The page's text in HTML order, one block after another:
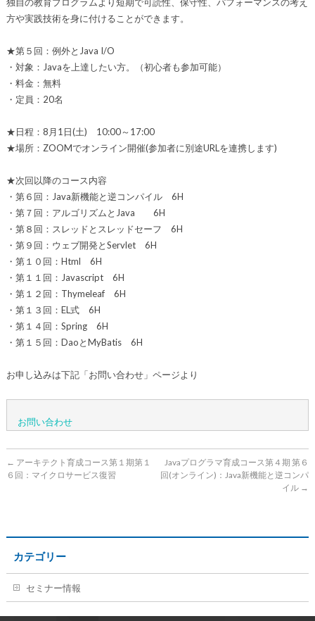
方や実践技術を身に付けることができます。
★第５回：例外とJava I/O
・対象：Javaを上達したい方。（初心者も参加可能）
・料金：無料
・定員：20名
★日程：8月1日(土) 10:00～17:00
★場所：ZOOMでオンライン開催(参加者に別途URLを連携します)
★次回以降のコース内容
・第６回：Java新機能と逆コンパイル 6H
・第７回：アルゴリズムとJava 6H
・第８回：スレッドとスレッドセーフ 6H
・第９回：ウェブ開発とServlet 6H
・第１０回：Html 6H
・第１１回：Javascript 6H
・第１２回：Thymeleaf 6H
・第１３回：EL式 6H
・第１４回：Spring 6H
・第１５回：DaoとMyBatis 6H
お申し込みは下記「お問い合わせ」ページより
お問い合わせ
← アーキテクト育成コース第１期第１
６回：マイクロサービス復習
Javaプログラマ育成コース第４期 第６
回(オンライン)：Java新機能と逆コンパ
イル →
カテゴリー
セミナー情報